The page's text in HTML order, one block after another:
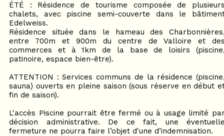
ÉTÉ : Résidence de tourisme composée de
chalets, avec piscine semi-couverte dans le
Edelweiss.
Résidence située dans le hameau des
entre 700m et 900m du centre de Valloire et
commerces et à 1km de la base de loisirs
patinoire, espace bien-être).
ATTENTION : Services communs de la résidence
sauna) ouverts en pleine saison (sous réserve en début
fin de saison).
L'accès Piscine pourrait être fermé ou à usage limité
décision administrative. De ce fait, une
fermeture ne pourra faire l’objet d'une d’indemnisation.